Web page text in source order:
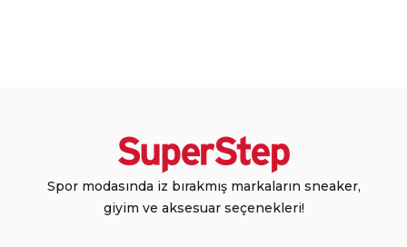
Spor modasında iz bırakmış markaların sneaker,
giyim ve aksesuar seçenekleri!